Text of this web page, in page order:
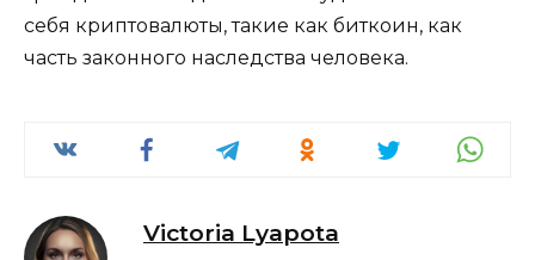
себя криптовалюты, такие как биткоин, как
часть законного наследства человека.
Victoria Lyapota